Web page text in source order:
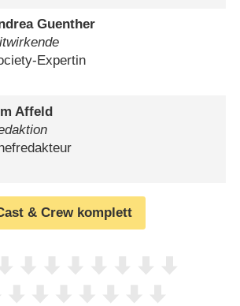
Guenther
Expertin
Affeld
& Crew komplett